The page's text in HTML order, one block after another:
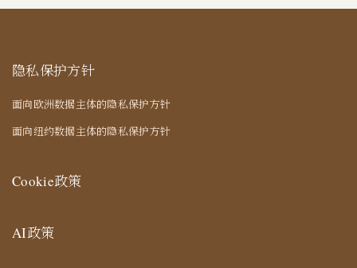
隐私保护方针
面向欧洲数据主体的隐私保护方针
面向纽约数据主体的隐私保护方针
Cookie政策
AI政策